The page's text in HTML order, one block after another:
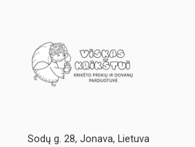
Sodų g. 28, Jonava, Lietuva